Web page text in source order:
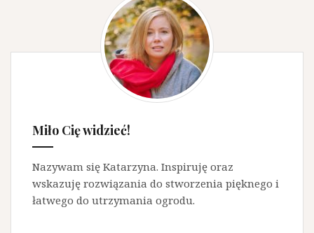
Miło Cię widzieć!
Nazywam się Katarzyna. Inspiruję oraz
wskazuję rozwiązania do stworzenia pięknego i
łatwego do utrzymania ogrodu.